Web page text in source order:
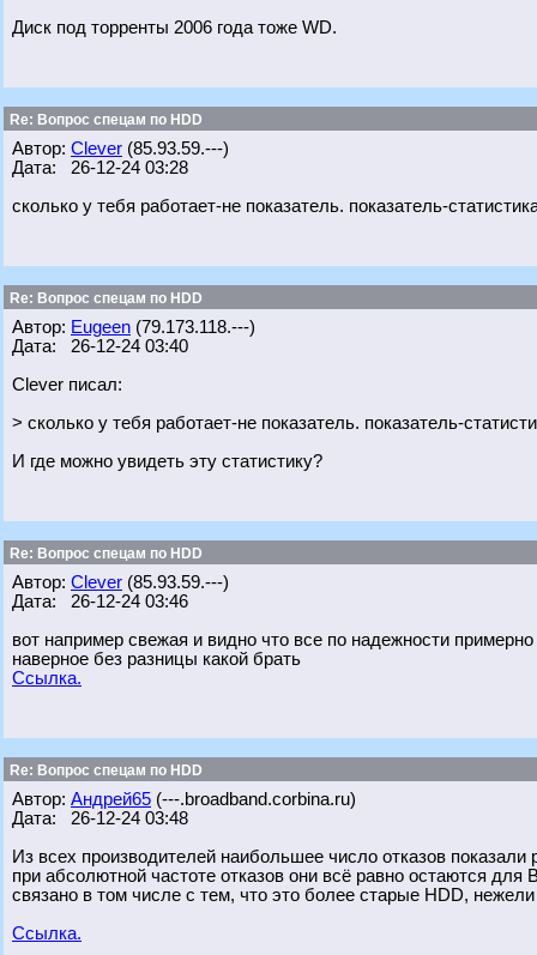
Диск под торренты 2006 года тоже WD.
Re: Вопрос спецам по HDD
Автор: Clever (85.93.59.---)
Дата: 26-12-24 03:28
сколько у тебя работает-не показатель. показатель-
Re: Вопрос спецам по HDD
Автор: Eugeen (79.173.118.---)
Дата: 26-12-24 03:40
Clever писал:
> сколько у тебя работает-не показатель. показатель-
И где можно увидеть эту статистику?
Re: Вопрос спецам по HDD
Автор: Clever (85.93.59.---)
Дата: 26-12-24 03:46
вот например свежая и видно что все по надежности
наверное без разницы какой брать
Ссылка.
Re: Вопрос спецам по HDD
Автор: Андрей65 (---.broadband.corbina.ru)
Дата: 26-12-24 03:48
Из всех производителей наибольшее число отказов
при абсолютной частоте отказов они всё равно остаются
связано в том числе с тем, что это более старые HDD,
Ссылка.